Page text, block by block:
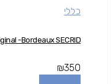
כללי
-Bordeaux SECRID
₪350